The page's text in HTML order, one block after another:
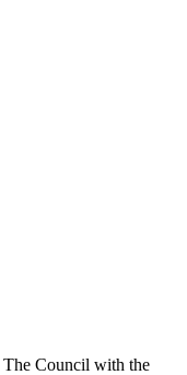
Council with the